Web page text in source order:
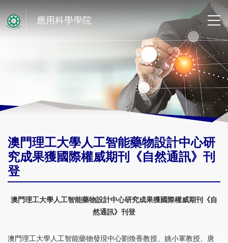
應用科學學院
澳門理工大學人工智能藥物設計中心研
究成果獲國際權威期刊《自然通訊》刊
登
澳門理工大學人工智能藥物設計中心研究成果獲國際權威期刊《自
然通訊》刊登
澳門理工大學人工智能藥物發現中心劉煥香教授、姚小軍教授、唐